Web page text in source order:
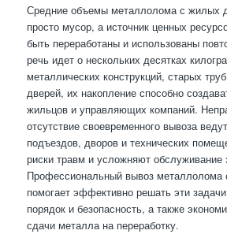
Средние объемы металлолома с жилых
просто мусор, а источник ценных
быть переработаны и использованы
речь идет о нескольких десятках
металлических конструкций, старых
дверей, их накопление способно
жильцов и управляющих компаний.
отсутствие своевременного вывоза
подъездов, дворов и технических
риски травм и усложняют обслуживание
Профессиональный вывоз металлолома
помогает эффективно решать эти
порядок и безопасность, а также
сдачи металла на переработку.